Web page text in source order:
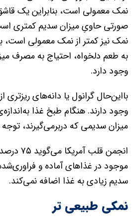
نمک‌ معمولی است، بنابراین یک
صورتی حاویِ میزان سدیم کمتری
نمک نیز کمتر از نمک‌ معمولی است،
به طعم دلخواه، احتیاج به مصرف
وجود دارد.
بااین‌حال گرانول یا دانه‌های
وجود دارند. هنگام طبخ غذا
میزان سدیمی که دربر‌می‌گیرند، توجه
انجمن
موجود در غذاهای آماده و
سدیم زیادی به غذا اضافه نمی‌کند.
نمکی طبیعی تر